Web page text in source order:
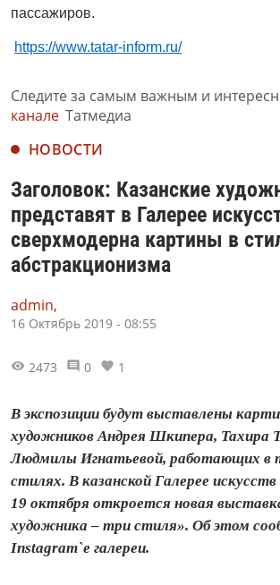
пассажиров.
https://www.tatar-inform.ru/
Следите за самым важным и
канале Татмедиа
НОВОСТИ
Заголовок: Казанские
представят в Галерее
сверхмодерна картины в
абстракционизма
admin,
16 Октябрь 2019 - 08:55
2473 0 1
В экспозиции будут выставлены
художников Андрея Шкипера, Тахира
Людмилы Игнатьевой, работающих в
стилях. В казанской Галерее
19 октября откроется новая
художника – три стиля». Об этом
Instagram`e галереи.